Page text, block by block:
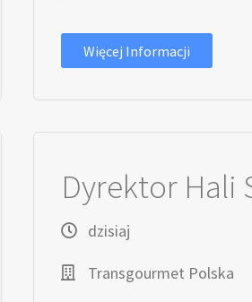
Więcej Informacji
dzisiaj
Transgourmet Polska